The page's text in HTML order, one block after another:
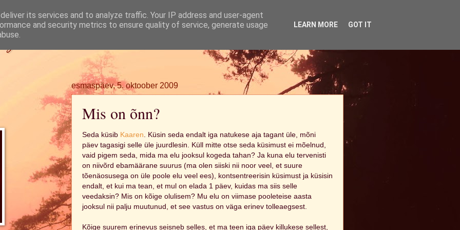
esmaspäev, 5. oktoober 2009
Mis on õnn?
Seda küsib Kaaren . Küsin seda endalt iga natukese aja tagant üle, mõni
päev tagasigi selle üle juurdlesin. Küll mitte otse seda küsimust ei mõelnud,
vaid pigem seda, mida ma elu jooksul kogeda tahan? Ja kuna elu tervenisti
on niivõrd ebamäärane suurus (ma olen siiski nii noor veel, et suure
tõenäosusega on üle poole elu veel ees), kontsentreerisin küsimust ja küsisin
endalt, et kui ma tean, et mul on elada 1 päev, kuidas ma siis selle
veedaksin? Mis on kõige olulisem? Mu elu on viimase pooleteise aasta
jooksul nii palju muutunud, et see vastus on väga erinev tolleaegsest.
Kõige suurem erinevus seisneb selles, et ma teen iga päev killukese sellest,
its services and to analyze traffic. Your IP address and user-agent
and security metrics to ensure quality of service, generate usage
LEARN MORE GOT IT